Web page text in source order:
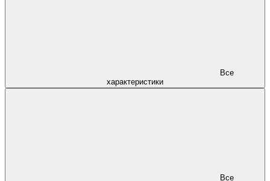
характеристики